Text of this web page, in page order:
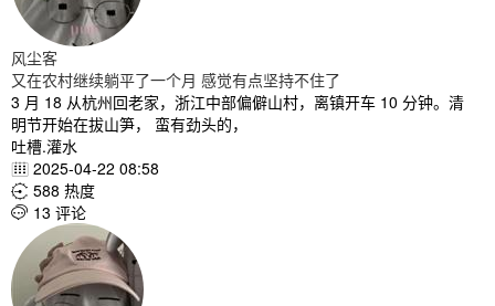
风尘客
又在农村继续躺平了一个月 感觉有点坚持不住了
3 月 18 从杭州回老家，浙江中部偏僻山村，离镇开车 10 分钟。清
明节开始在拔山笋， 蛮有劲头的，
吐槽.灌水
 2025-04-22 08:58
 588 热度
 13 评论